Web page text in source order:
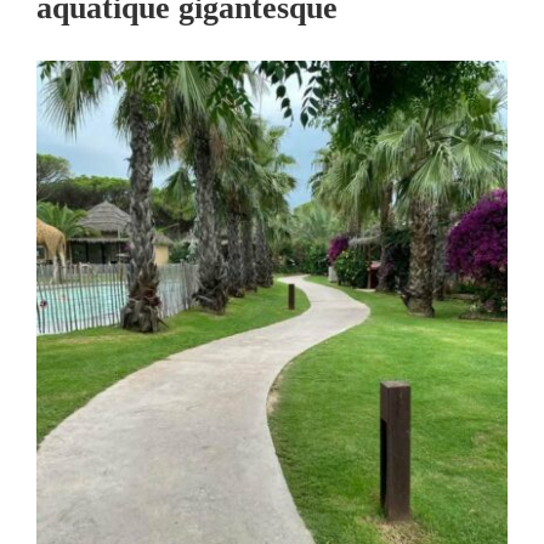
aquatique gigantesque